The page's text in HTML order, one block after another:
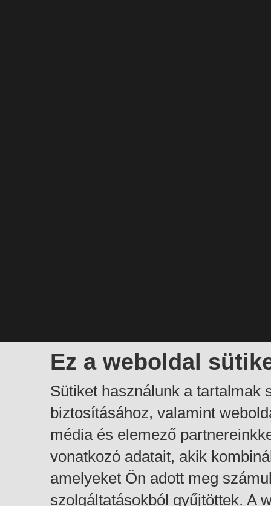
Ez a weboldal
Sütiket használunk a tartalmak
biztosításához, valamint
média és elemező
vonatkozó adatait, akik
amelyeket Ön adott meg
szolgáltatásokból gyűjtöttek. A